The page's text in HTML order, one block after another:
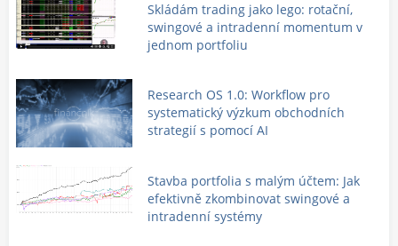
Skládám trading jako lego: rotační,
swingové a intradenní momentum v
jednom portfoliu
Research OS 1.0: Workflow pro
systematický výzkum obchodních
strategií s pomocí AI
Stavba portfolia s malým účtem: Jak
efektivně zkombinovat swingové a
intradenní systémy